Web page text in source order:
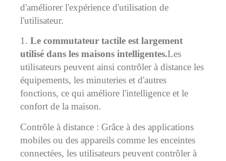
d'améliorer l'expérience d'utilisation de
l'utilisateur.
1. Le commutateur tactile est largement
utilisé dans les maisons intelligentes.Les
utilisateurs peuvent ainsi contrôler à distance les
équipements, les minuteries et d'autres
fonctions, ce qui améliore l'intelligence et le
confort de la maison.
Contrôle à distance : Grâce à des applications
mobiles ou des appareils comme les enceintes
connectées, les utilisateurs peuvent contrôler à